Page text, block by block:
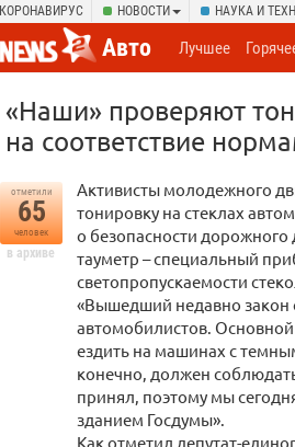
КОРОНАВИРУС НОВОСТИ НАУКА И
Авто Лучшее
«Наши» проверяют
на соответствие
отметили
65
человек
в архиве
Активисты молодежного
тонировку на стеклах
о безопасности
тауметр – специальный
светопропускаемости
«Вышедший недавно закон
автомобилистов. Основной
ездить на машинах с
конечно, должен
принял, поэтому мы
зданием Госдумы».
Как отметил депутат-